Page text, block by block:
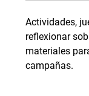
Actividades,
reflexionar
materiales
campañas.